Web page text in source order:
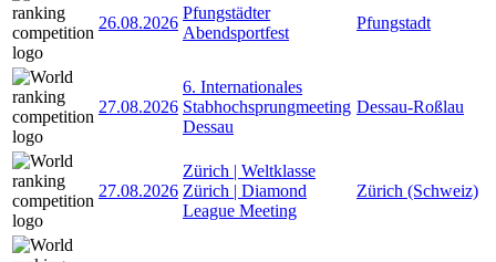
26.08.2026
Pfungstädter
Abendsportfest
Pfungstadt
27.08.2026
6. Internationales
Stabhochsprungmeeting
Dessau
Dessau-Roßlau
27.08.2026
Zürich | Weltklasse
Zürich | Diamond
League Meeting
Zürich (Schweiz)